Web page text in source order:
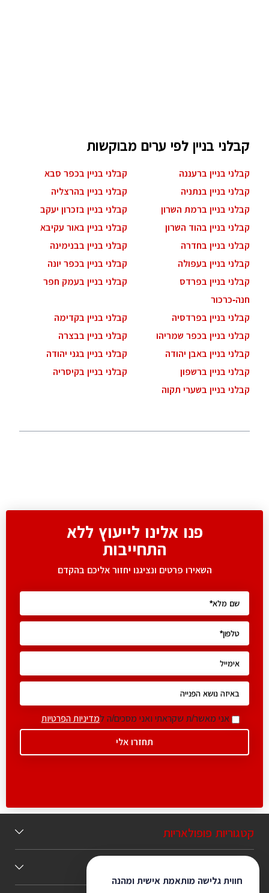
קבלני בניין לפי ערים מבוקשות
קבלני בניין ברעננה
קבלני בניין בכפר סבא
קבלני בניין בנתניה
קבלני בניין בהרצליה
קבלני בניין ברמת השרון
קבלני בניין בזכרון יעקב
קבלני בניין בהוד השרון
קבלני בניין באור עקיבא
קבלני בניין בחדרה
קבלני בניין בבנימינה
קבלני בניין בעפולה
קבלני בניין בכפר יונה
קבלני בניין בפרדס
חנה-כרכור
קבלני בניין בעמק חפר
קבלני בניין בפרדסיה
קבלני בניין בקדימה
קבלני בניין בכפר שמריהו
קבלני בניין בבצרה
קבלני בניין באבן יהודה
קבלני בניין בגני יהודה
קבלני בניין ברשפון
קבלני בניין בקיסריה
קבלני בניין בשערי תקוה
פנו אלינו לייעוץ ללא
התחייבות
השאירו פרטים ונציגנו יחזור אליכם בהקדם
אני מאשר/ת שקראתי ואני מסכים/ה למדיניות הפרטיות
חווית גלישה מותאמת אישית ומהנה
קטגוריות פופולאריות